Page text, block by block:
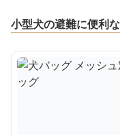
小型犬の避難に便利